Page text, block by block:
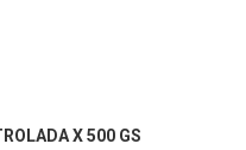
X 500 GS